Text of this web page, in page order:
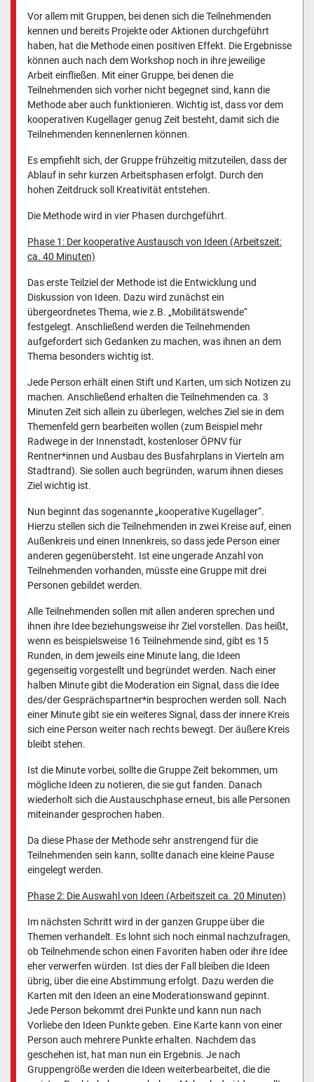
Vor allem mit Gruppen, bei denen sich die Teilnehmenden
kennen und bereits Projekte oder Aktionen durchgeführt
haben, hat die Methode einen positiven Effekt. Die Ergebnisse
können auch nach dem Workshop noch in ihre jeweilige
Arbeit einfließen. Mit einer Gruppe, bei denen die
Teilnehmenden sich vorher nicht begegnet sind, kann die
Methode aber auch funktionieren. Wichtig ist, dass vor dem
kooperativen Kugellager genug Zeit besteht, damit sich die
Teilnehmenden kennenlernen können.
Es empfiehlt sich, der Gruppe frühzeitig mitzuteilen, dass der
Ablauf in sehr kurzen Arbeitsphasen erfolgt. Durch den
hohen Zeitdruck soll Kreativität entstehen.
Die Methode wird in vier Phasen durchgeführt.
Phase 1: Der kooperative Austausch von Ideen (Arbeitszeit:
ca. 40 Minuten)
Das erste Teilziel der Methode ist die Entwicklung und
Diskussion von Ideen. Dazu wird zunächst ein
übergeordnetes Thema, wie z.B. „Mobilitätswende“
festgelegt. Anschließend werden die Teilnehmenden
aufgefordert sich Gedanken zu machen, was ihnen an dem
Thema besonders wichtig ist.
Jede Person erhält einen Stift und Karten, um sich Notizen zu
machen. Anschließend erhalten die Teilnehmenden ca. 3
Minuten Zeit sich allein zu überlegen, welches Ziel sie in dem
Themenfeld gern bearbeiten wollen (zum Beispiel mehr
Radwege in der Innenstadt, kostenloser ÖPNV für
Rentner*innen und Ausbau des Busfahrplans in Vierteln am
Stadtrand). Sie sollen auch begründen, warum ihnen dieses
Ziel wichtig ist.
Nun beginnt das sogenannte „kooperative Kugellager“.
Hierzu stellen sich die Teilnehmenden in zwei Kreise auf, einen
Außenkreis und einen Innenkreis, so dass jede Person einer
anderen gegenübersteht. Ist eine ungerade Anzahl von
Teilnehmenden vorhanden, müsste eine Gruppe mit drei
Personen gebildet werden.
Alle Teilnehmenden sollen mit allen anderen sprechen und
ihnen ihre Idee beziehungsweise ihr Ziel vorstellen. Das heißt,
wenn es beispielsweise 16 Teilnehmende sind, gibt es 15
Runden, in dem jeweils eine Minute lang, die Ideen
gegenseitig vorgestellt und begründet werden. Nach einer
halben Minute gibt die Moderation ein Signal, dass die Idee
des/der Gesprächspartner*in besprochen werden soll. Nach
einer Minute gibt sie ein weiteres Signal, dass der innere Kreis
sich eine Person weiter nach rechts bewegt. Der äußere Kreis
bleibt stehen.
Ist die Minute vorbei, sollte die Gruppe Zeit bekommen, um
mögliche Ideen zu notieren, die sie gut fanden. Danach
wiederholt sich die Austauschphase erneut, bis alle Personen
miteinander gesprochen haben.
Da diese Phase der Methode sehr anstrengend für die
Teilnehmenden sein kann, sollte danach eine kleine Pause
eingelegt werden.
Phase 2: Die Auswahl von Ideen (Arbeitszeit ca. 20 Minuten)
Im nächsten Schritt wird in der ganzen Gruppe über die
Themen verhandelt. Es lohnt sich noch einmal nachzufragen,
ob Teilnehmende schon einen Favoriten haben oder ihre Idee
eher verwerfen würden. Ist dies der Fall bleiben die Ideen
übrig, über die eine Abstimmung erfolgt. Dazu werden die
Karten mit den Ideen an eine Moderationswand gepinnt.
Jede Person bekommt drei Punkte und kann nun nach
Vorliebe den Ideen Punkte geben. Eine Karte kann von einer
Person auch mehrere Punkte erhalten. Nachdem das
geschehen ist, hat man nun ein Ergebnis. Je nach
Gruppengröße werden die Ideen weiterbearbeitet, die die